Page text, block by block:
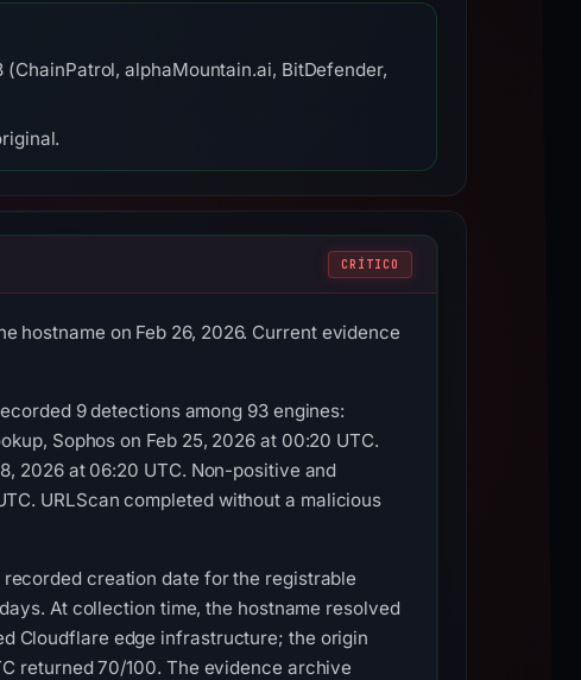
alphaMountain.ai, BitDefender,
CRÍTICO
hostname on Feb 26, 2026. Current evidence
9 detections among 93 engines:
Sophos on Feb 25, 2026 at 00:20 UTC.
2026 at 06:20 UTC. Non-positive and
URLScan completed without a malicious
creation date for the registrable
At collection time, the hostname resolved
Cloudflare edge infrastructure; the origin
returned 70/100. The evidence archive